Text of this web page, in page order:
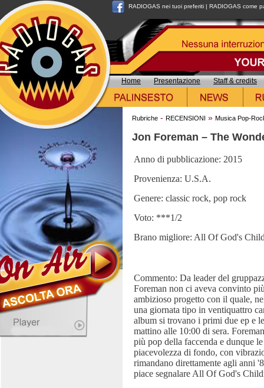
RADIOGAS nei tuoi preferiti | RADIOGAS come
Home Presentazione Staff & credits
Rubriche - RECENSIONI » Musica Pop-
Jon Foreman – The
Anno di pubblicazione: 2015
Provenienza: U.S.A.
Genere: classic rock, pop rock
Voto: ***1/2
Brano migliore: All Of God's
Commento: Da leader del
Foreman non ci aveva convinto
ambizioso progetto con il quale,
una giornata tipo in ventiquattro
album si trovano i primi due ep e
mattino alle 10:00 di sera.
più pop della faccenda e dunque
piacevolezza di fondo, con
rimandano direttamente agli anni
piace segnalare All Of God's